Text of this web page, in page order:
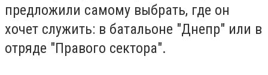
предложили самому выбрать, где он
хочет служить: в батальоне "Днепр" или в
отряде "Правого сектора".